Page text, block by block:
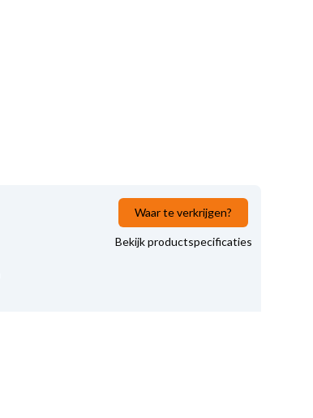
Waar te verkrijgen?
Bekijk productspecificaties